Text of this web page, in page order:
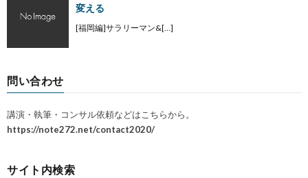
変える
[福岡編]サラリーマン&[…]
問い合わせ
講演・執筆・コンサル依頼などはこちらから。
https://note272.net/contact2020/
サイト内検索